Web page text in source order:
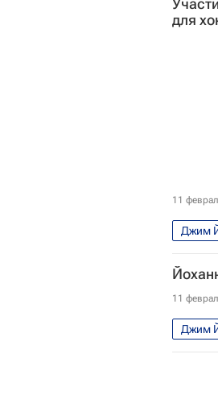
для
11
Джим
365
11
Джим